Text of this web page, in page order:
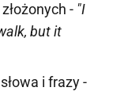
- "I
but it
i frazy -